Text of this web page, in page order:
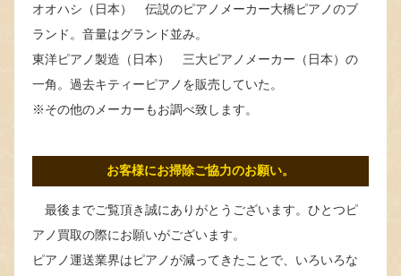
オオハシ（日本） 伝説のピアノメーカー大橋ピアノのブ
ランド。音量はグランド並み。
東洋ピアノ製造（日本） 三大ピアノメーカー（日本）の
一角。過去キティーピアノを販売していた。
※その他のメーカーもお調べ致します。
お客様にお掃除ご協力のお願い。
最後までご覧頂き誠にありがとうございます。ひとつピ
アノ買取の際にお願いがございます。
ピアノ運送業界はピアノが減ってきたことで、いろいろな